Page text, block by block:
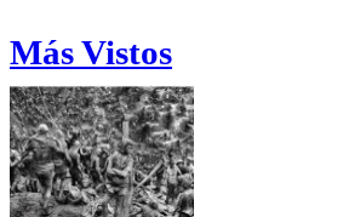
Más Vistos